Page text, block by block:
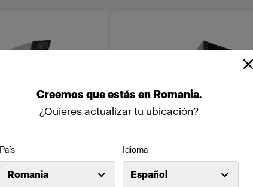
Creemos queestás en Romania.
¿Quieres actualizar tu ubicación?
País
Romania
Idioma
Español